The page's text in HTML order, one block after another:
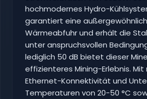
hochmodernes Hydro-
garantiert eine
Wärmeabfuhr und erhält die
unter anspruchsvollen
lediglich 50 dB bietet dieser
effizienteres Mining-Erlebnis.
Ethernet-Konnektivität und
Temperaturen von 20-50 °C